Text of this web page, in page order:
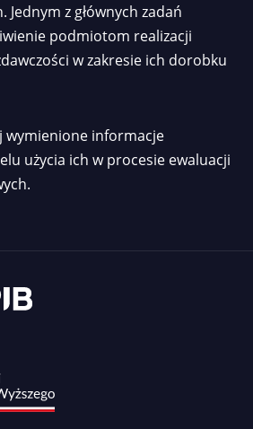
z głównych zadań
podmiotom realizacji
w zakresie ich dorobku
wymienione informacje
użycia ich w procesie ewaluacji